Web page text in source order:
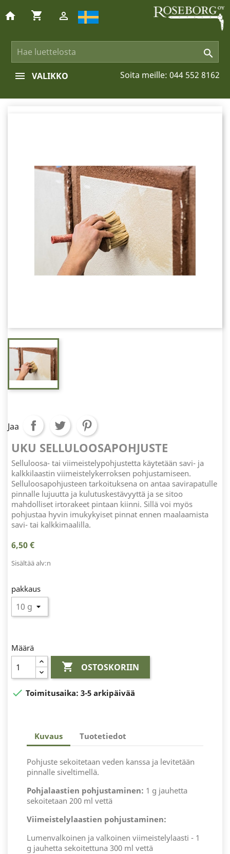

home shopping_cart 
Soita meille: 044 552 8162
VALIKKO
Jaa
UKU SELLULOOSAPOHJUSTE
Selluloosa- tai viimeistelypohjustetta käytetään savi- ja
kalkkilaastin viimeistelykerroksen pohjustamiseen.
Selluloosapohjusteen tarkoituksena on antaa savirapatulle
pinnalle lujuutta ja kulutuskestävyyttä ja se sitoo
mahdolliset irtorakeet pintaan kiinni. Sillä voi myös
pohjustaa hyvin imukykyiset pinnat ennen maalaamista
savi- tai kalkkimaalilla.
6,50 €
Sisältää alv:n
pakkaus
Määrä
 OSTOSKORIIN
 Toimitusaika: 3-5 arkipäivää
Kuvaus Tuotetiedot
Pohjuste sekoitetaan veden kanssa ja levitetään
pinnalle siveltimellä.
Pohjalaastien pohjustaminen: 1 g jauhetta
sekoitetaan 200 ml vettä
Viimeistelylaastien pohjustaminen:
Lumenvalkoinen ja valkoinen viimeistelylaasti - 1
g jauhetta sekoitettuna 300 ml vettä